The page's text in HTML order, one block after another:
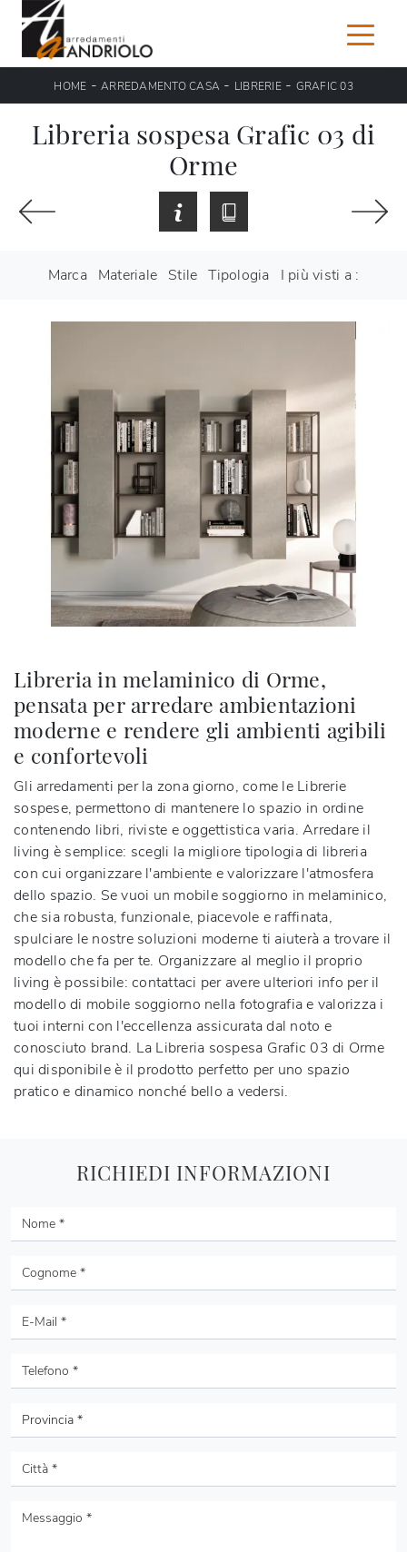
HOME - ARREDAMENTO CASA - LIBRERIE - GRAFIC 03
Libreria sospesa Grafic 03 di
Orme
Marca Materiale Stile Tipologia I più visti a :
Libreria in melaminico di Orme,
pensata per arredare ambientazioni
moderne e rendere gli ambienti agibili
e confortevoli
Gli arredamenti per la zona giorno, come le Librerie
sospese, permettono di mantenere lo spazio in ordine
contenendo libri, riviste e oggettistica varia. Arredare il
living è semplice: scegli la migliore tipologia di libreria
con cui organizzare l'ambiente e valorizzare l'atmosfera
dello spazio. Se vuoi un mobile soggiorno in melaminico,
che sia robusta, funzionale, piacevole e raffinata,
spulciare le nostre soluzioni moderne ti aiuterà a trovare il
modello che fa per te. Organizzare al meglio il proprio
living è possibile: contattaci per avere ulteriori info per il
modello di mobile soggiorno nella fotografia e valorizza i
tuoi interni con l'eccellenza assicurata dal noto e
conosciuto brand. La Libreria sospesa Grafic 03 di Orme
qui disponibile è il prodotto perfetto per uno spazio
pratico e dinamico nonché bello a vedersi.
RICHIEDI INFORMAZIONI